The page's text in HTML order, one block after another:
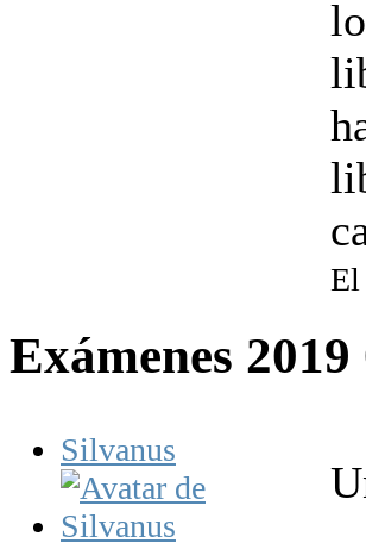
El
Exámenes 2019
Silvanus